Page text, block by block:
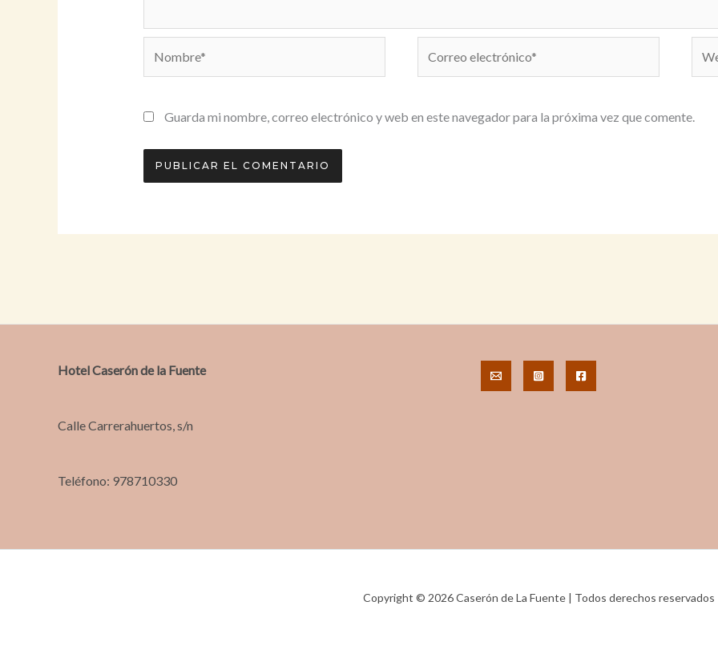
electrónico*
Guarda mi nombre, correo electrónico y web en este navegador para la próxima vez que comente.
Hotel Caserón de la Fuente
Calle Carrerahuertos, s/n
Teléfono: 978710330
Copyright © 2026 Caserón de La Fuente | Todos derechos reservados